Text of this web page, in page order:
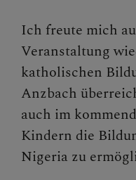
Ich freute mich
Veranstaltung
katholischen
Anzbach
auch im
Kindern die
Nigeria zu